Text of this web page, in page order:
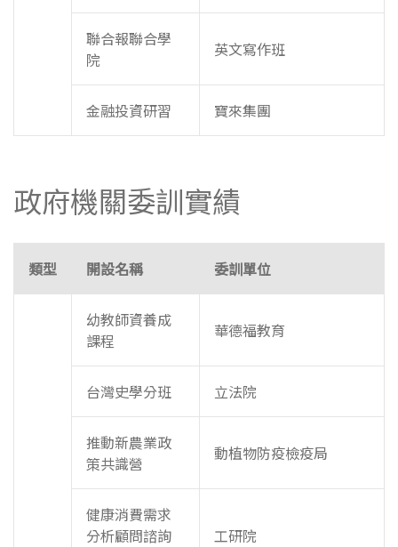
聯合報聯合學
院
英文寫作班
金融投資研習 寶來集團
政府機關委訓實績
類型 開設名稱 委訓單位
幼教師資養成
課程
華德福教育
台灣史學分班 立法院
推動新農業政
策共識營
動植物防疫檢疫局
健康消費需求
分析顧問諮詢
工研院